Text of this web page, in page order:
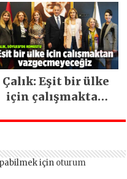
ara vermeden
devam ediyor
Çalık: Eşit bir ülke
için çalışmaktan
için oturum